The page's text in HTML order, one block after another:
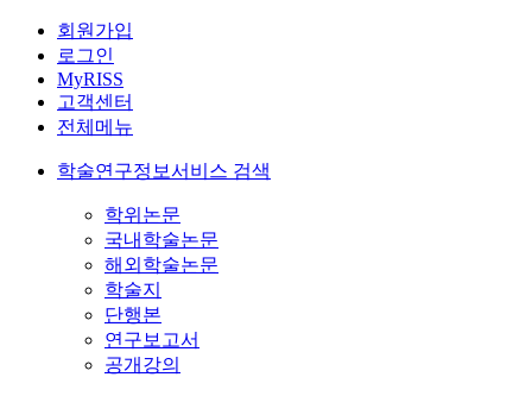
회원가입
로그인
MyRISS
고객센터
전체메뉴
학술연구정보서비스 검색
학위논문
국내학술논문
해외학술논문
학술지
단행본
연구보고서
공개강의